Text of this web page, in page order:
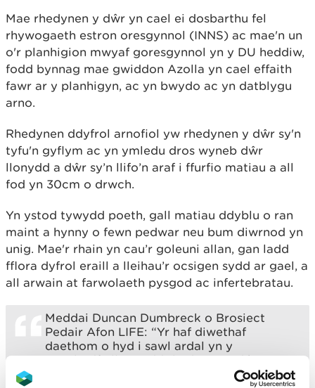
Mae rhedynen y dŵr yn cael ei dosbarthu fel
rhywogaeth estron oresgynnol (INNS) ac mae'n un
o'r planhigion mwyaf goresgynnol yn y DU heddiw,
fodd bynnag mae gwiddon Azolla yn cael effaith
fawr ar y planhigyn, ac yn bwydo ac yn datblygu
arno.
Rhedynen ddyfrol arnofiol yw rhedynen y dŵr sy'n
tyfu'n gyflym ac yn ymledu dros wyneb dŵr
llonydd a dŵr sy’n llifo’n araf i ffurfio matiau a all
fod yn 30cm o drwch.
Yn ystod tywydd poeth, gall matiau ddyblu o ran
maint a hynny o fewn pedwar neu bum diwrnod yn
unig. Mae'r rhain yn cau’r goleuni allan, gan ladd
fflora dyfrol eraill a lleihau’r ocsigen sydd ar gael, a
all arwain at farwolaeth pysgod ac infertebratau.
Meddai Duncan Dumbreck o Brosiect
Pedair Afon LIFE: “Yr haf diwethaf
daethom o hyd i sawl ardal yn y
warchodfa lle roedd rhedynen y dŵr yn
cymryd drosodd oddi wrth blanhigion